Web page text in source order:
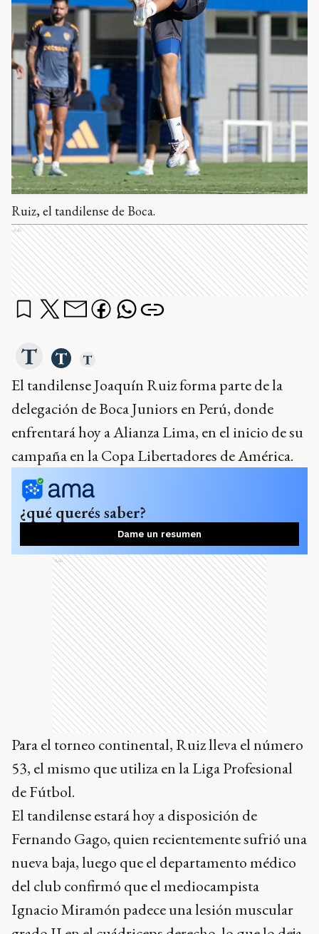
Ruiz, el tandilense de Boca.
Ads
El tandilense Joaquín Ruiz forma parte de la
delegación de Boca Juniors en Perú, donde
enfrentará hoy a Alianza Lima, en el inicio de su
campaña en la Copa Libertadores de América.
¿qué querés saber?
Dame un resumen
Ads
Para el torneo continental, Ruiz lleva el número
53, el mismo que utiliza en la Liga Profesional
de Fútbol.
El tandilense estará hoy a disposición de
Fernando Gago, quien recientemente sufrió una
nueva baja, luego que el departamento médico
del club confirmó que el mediocampista
Ignacio Miramón padece una lesión muscular